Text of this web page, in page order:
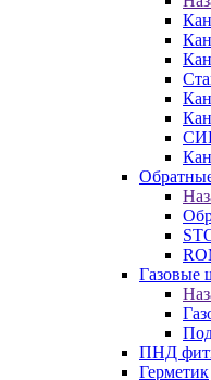
Газовые
ПНД
Герметик